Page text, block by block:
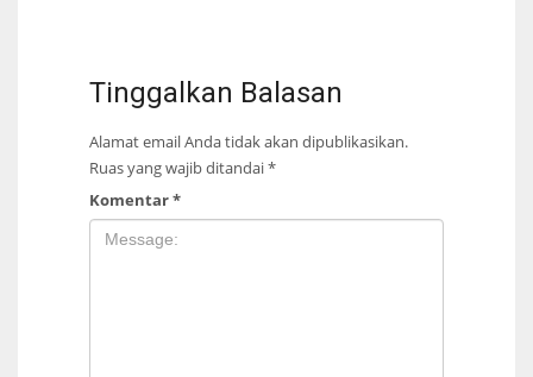
Tinggalkan Balasan
Alamat email Anda tidak akan dipublikasikan.
Ruas yang wajib ditandai*
Komentar*